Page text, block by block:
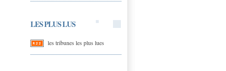
LES PLUS LUS
les tribunes les plus lues